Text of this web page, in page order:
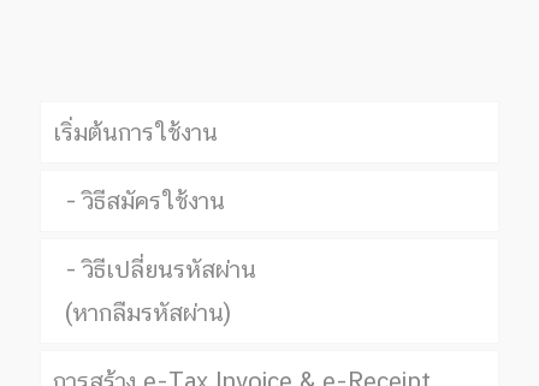
เริ่มต้นการใช้งาน
วิธีสมัครใช้งาน
วิธีเปลี่ยนรหัสผ่าน
(หากลืมรหัสผ่าน)